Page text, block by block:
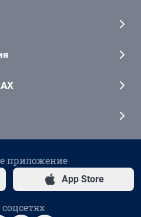
приложение
App Store